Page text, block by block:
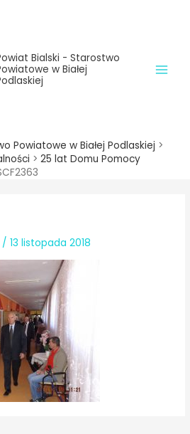
Bialski - Starostwo
w Białej
Powiatowe w Białej Podlaskiej >
> 25 lat Domu Pomocy
/13 listopada 2018